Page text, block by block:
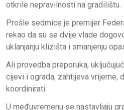
otkrile nepravilnosti na gradilištu.
Prošle sedmice je premijer
rekao da su se dvije vlade
uklanjanju klizišta i smanjenju
Ali provedba preporuka,
cijevi i ograda, zahtijeva vrijeme,
koordinirati.
U međuvremenu se nastavljaju